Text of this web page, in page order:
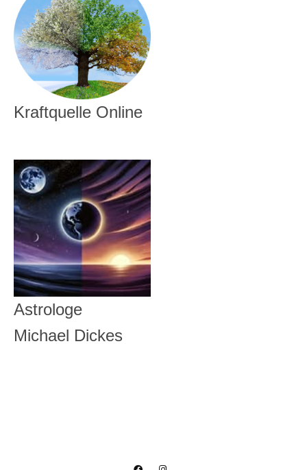
Kraftquelle Online
Astrologe
Michael Dickes